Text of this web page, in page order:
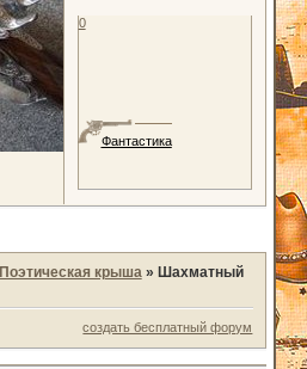
Фантастика
0
Поэтическая крыша » Шахматный
создать бесплатный форум